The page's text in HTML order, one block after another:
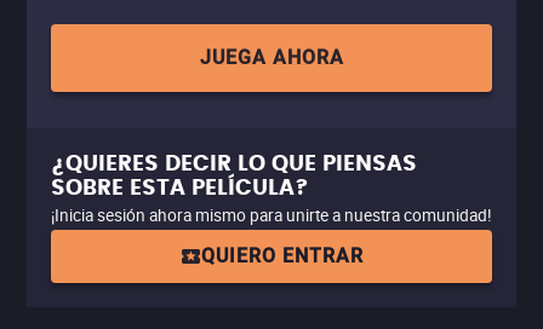
JUEGA AHORA
¿QUIERES DECIR LO QUE PIENSAS
SOBRE ESTA PELÍCULA?
¡Inicia sesión ahora mismo para unirte a nuestra comunidad!
QUIERO ENTRAR